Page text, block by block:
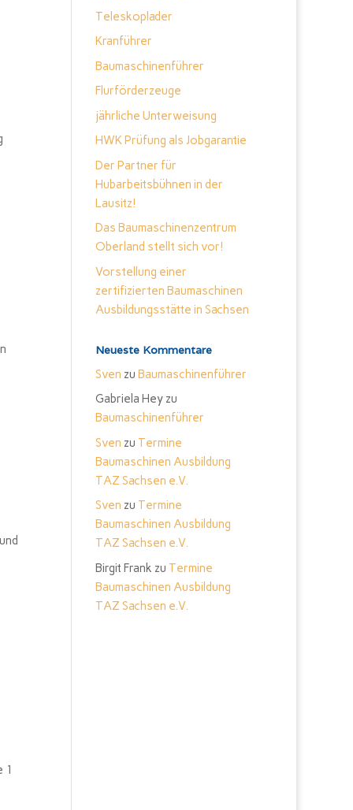
1
Teleskoplader
Kranführer
Baumaschinenführer
Flurförderzeuge
jährliche Unterweisung
HWK Prüfung als Jobgarantie
Der Partner für
Hubarbeitsbühnen in der
Lausitz!
Das Baumaschinenzentrum
Oberland stellt sich vor!
Vorstellung einer
zertifizierten Baumaschinen
Ausbildungsstätte in Sachsen
Neueste Kommentare
Sven zu Baumaschinenführer
Gabriela Heyzu
Baumaschinenführer
Sven zu Termine
Baumaschinen Ausbildung
TAZ Sachsen e.V.
Sven zu Termine
Baumaschinen Ausbildung
TAZ Sachsen e.V.
Birgit Frank zu Termine
Baumaschinen Ausbildung
TAZ Sachsen e.V.